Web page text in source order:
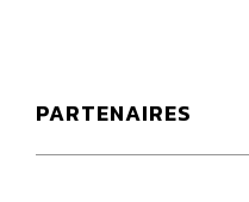
PARTENAIRES